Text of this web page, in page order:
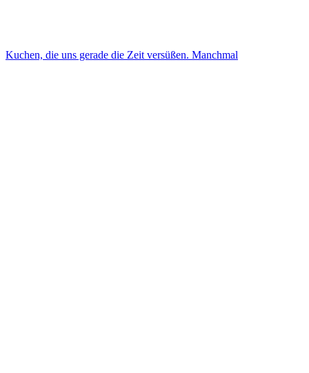
Kuchen, die uns gerade die Zeit versüßen. Manchmal